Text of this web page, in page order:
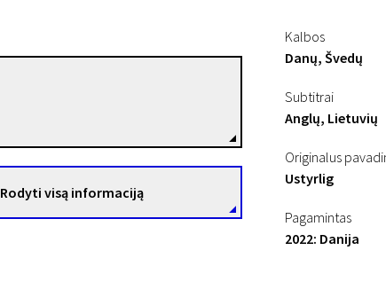
Rodyti visą informaciją
Kalbos
Danų, Švedų
Subtitrai
Anglų, Lietuvių
Originalus
Ustyrlig
Pagamintas
2022: Danija